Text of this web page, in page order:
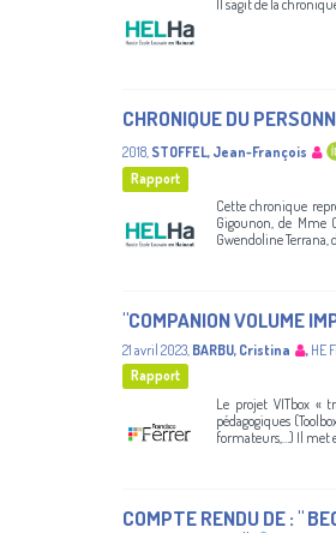
Il s'agit de la
CHRONIQUE DU
2018, STOFFEL, Jean-François
Rapport
Cette chronique
Gigounon, de Mme
Gwendoline Terrana,
"COMPANION VOLUME
21 avril 2023, BARBU, Cristina , HE
Rapport
Le projet VITbox «
pédagogiques
formateurs,…) Il met
COMPTE RENDU DE : "